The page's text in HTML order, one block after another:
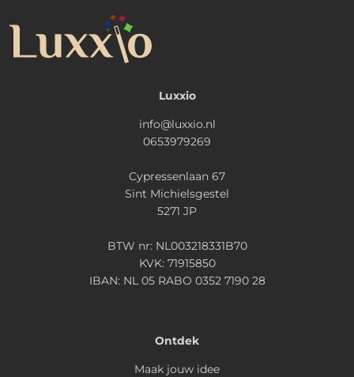
Luxxio
info@luxxio.nl
0653979269
Cypressenlaan 67
Sint Michielsgestel
5271 JP
BTW nr: NL003218331B70
KVK: 71915850
IBAN: NL 05 RABO 0352 7190 28
Ontdek
Maak jouw idee